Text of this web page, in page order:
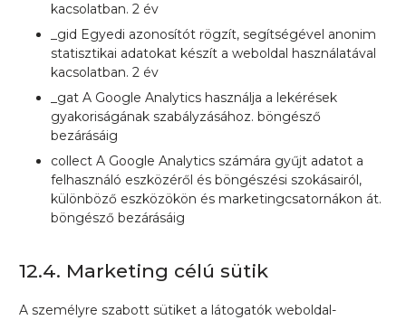
kacsolatban. 2 év
_gid Egyedi azonosítót rögzít, segítségével anonim
statisztikai adatokat készít a weboldal használatával
kacsolatban. 2 év
_gat A Google Analytics használja a lekérések
gyakoriságának szabályzásához. böngésző
bezárásáig
collect A Google Analytics számára gyűjt adatot a
felhasználó eszközéről és böngészési szokásairól,
különböző eszközökön és marketingcsatornákon át.
böngésző bezárásáig
12.4. Marketing célú sütik
A személyre szabott sütiket a látogatók weboldal-